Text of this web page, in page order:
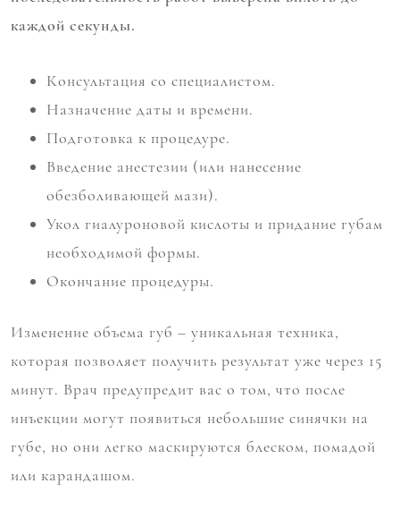
каждой секунды.
Консультация со специалистом.
Назначение даты и времени.
Подготовка к процедуре.
Введение анестезии (или нанесение
обезболивающей мази).
Укол гиалуроновой кислоты и придание губам
необходимой формы.
Окончание процедуры.
Изменение объема губ – уникальная техника,
которая позволяет получить результат уже через 15
минут. Врач предупредит вас о том, что после
инъекции могут появиться небольшие синячки на
губе, но они легко маскируются блеском, помадой
или карандашом.